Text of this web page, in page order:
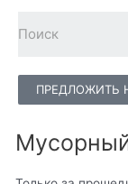
ПРЕДЛОЖИТЬ